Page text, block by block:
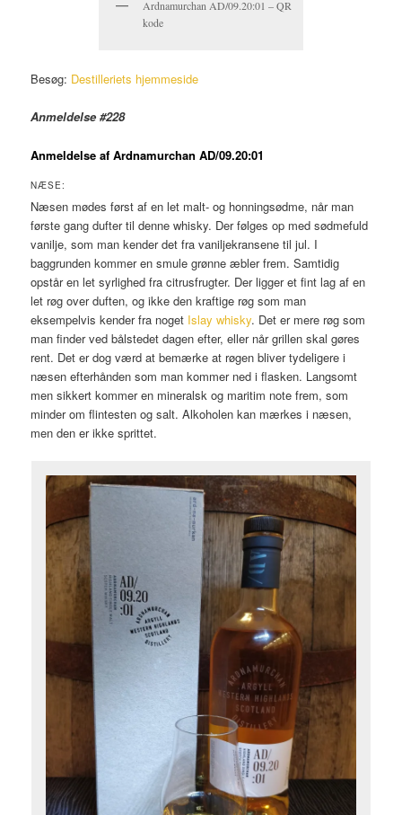
Ardnamurchan AD/09.20:01 – QR
kode
Besøg: Destilleriets hjemmeside
Anmeldelse #228
Anmeldelse af Ardnamurchan AD/09.20:01
NÆSE:
Næsen mødes først af en let malt- og honningsødme, når man
første gang dufter til denne whisky. Der følges op med sødmefuld
vanilje, som man kender det fra vaniljekransene til jul. I
baggrunden kommer en smule grønne æbler frem. Samtidig
opstår en let syrlighed fra citrusfrugter. Der ligger et fint lag af en
let røg over duften, og ikke den kraftige røg som man
eksempelvis kender fra noget Islay whisky. Det er mere røg som
man finder ved bålstedet dagen efter, eller når grillen skal gøres
rent. Det er dog værd at bemærke at røgen bliver tydeligere i
næsen efterhånden som man kommer ned i flasken. Langsomt
men sikkert kommer en mineralsk og maritim note frem, som
minder om flintesten og salt. Alkoholen kan mærkes i næsen,
men den er ikke sprittet.